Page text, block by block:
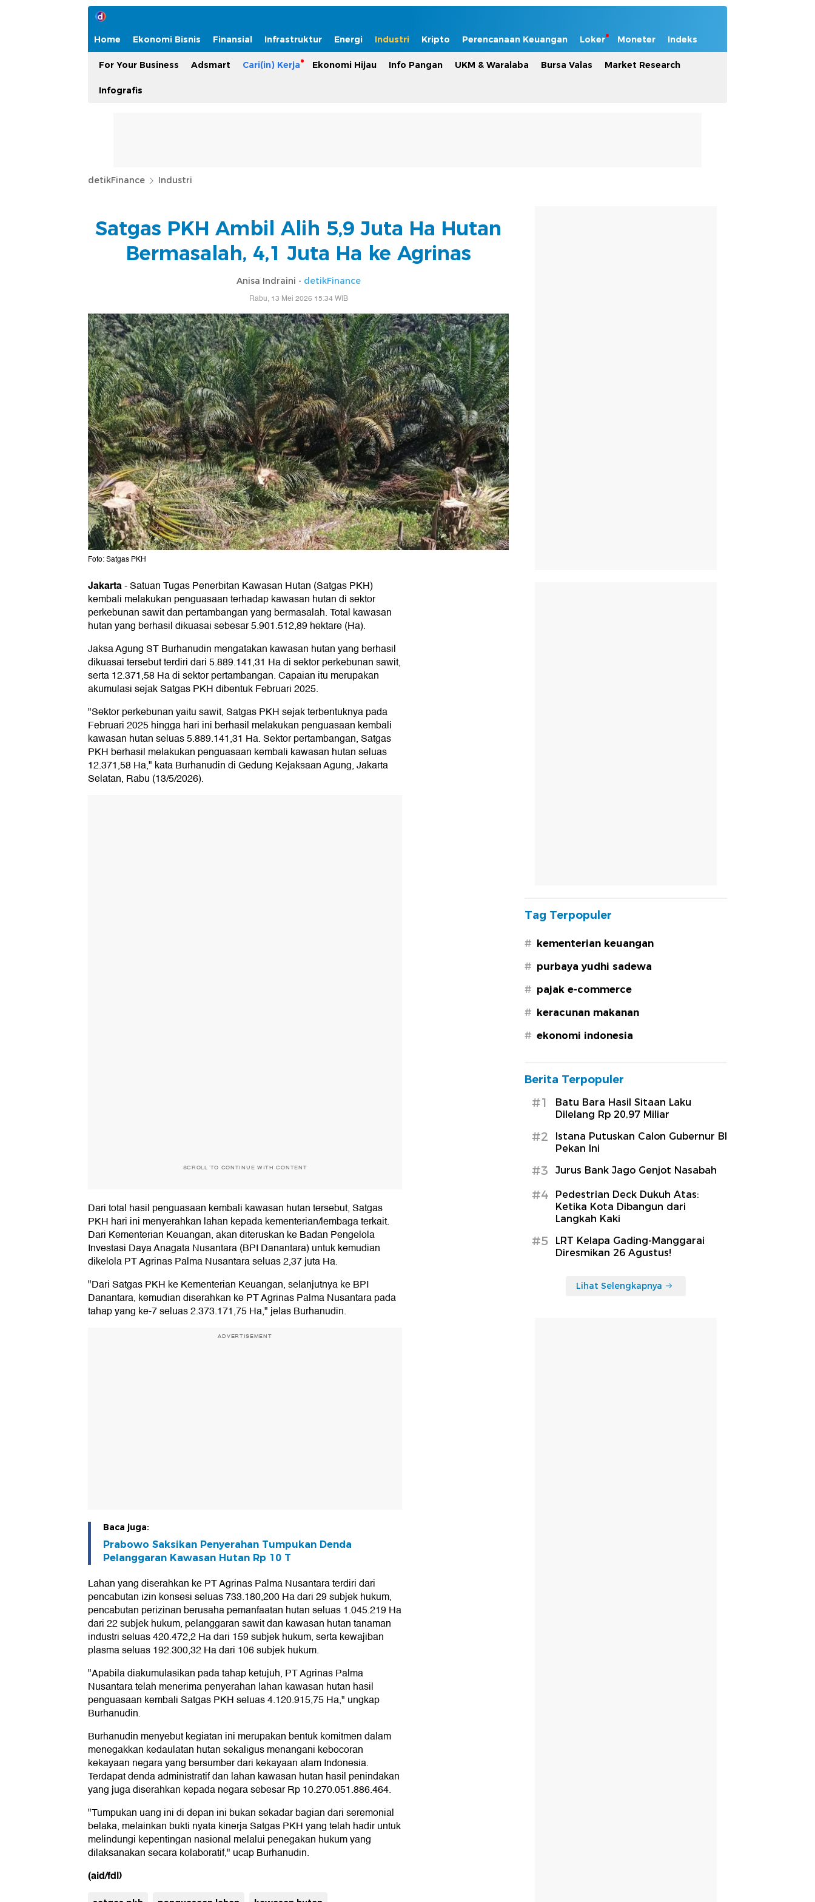
Home Ekonomi Bisnis Finansial Infrastruktur Energi Industri Kripto Perencanaan Keuangan Loker Moneter Indeks
For Your Business Adsmart Cari(in) Kerja Ekonomi Hijau Info Pangan UKM & Waralaba Bursa Valas Market Research
Infografis
detikFinance Industri
Satgas PKH Ambil Alih 5,9 Juta Ha Hutan
Bermasalah, 4,1 Juta Ha ke Agrinas
Anisa Indraini - detikFinance
Rabu, 13 Mei 2026 15:34 WIB
Foto: Satgas PKH
Jakarta-Satuan Tugas Penerbitan Kawasan Hutan (Satgas PKH)
kembali melakukan penguasaan terhadap kawasan hutan di sektor
perkebunan sawit dan pertambangan yang bermasalah. Total kawasan
hutan yang berhasil dikuasai sebesar 5.901.512,89 hektare (Ha).
Jaksa Agung ST Burhanudin mengatakan kawasan hutan yang berhasil
dikuasai tersebut terdiri dari 5.889.141,31 Ha di sektor perkebunan sawit,
serta 12.371,58 Ha di sektor pertambangan. Capaian itu merupakan
akumulasi sejak Satgas PKH dibentuk Februari 2025.
"Sektor perkebunan yaitu sawit, Satgas PKH sejak terbentuknya pada
Februari 2025 hingga hari ini berhasil melakukan penguasaan kembali
kawasan hutan seluas 5.889.141,31 Ha. Sektor pertambangan, Satgas
PKH berhasil melakukan penguasaan kembali kawasan hutan seluas
12.371,58 Ha," kata Burhanudin di Gedung Kejaksaan Agung, Jakarta
Selatan, Rabu (13/5/2026).
SCROLL TO CONTINUE WITH CONTENT
Dari total hasil penguasaan kembali kawasan hutan tersebut, Satgas
PKH hari ini menyerahkan lahan kepada kementerian/lembaga terkait.
Dari Kementerian Keuangan, akan diteruskan ke Badan Pengelola
Investasi Daya Anagata Nusantara (BPI Danantara) untuk kemudian
dikelola PT Agrinas Palma Nusantara seluas 2,37 juta Ha.
"Dari Satgas PKH ke Kementerian Keuangan, selanjutnya ke BPI
Danantara, kemudian diserahkan ke PT Agrinas Palma Nusantara pada
tahap yang ke-7 seluas 2.373.171,75 Ha," jelas Burhanudin.
ADVERTISEMENT
Baca juga:
Prabowo Saksikan Penyerahan Tumpukan Denda
Pelanggaran Kawasan Hutan Rp 10 T
Lahan yang diserahkan ke PT Agrinas Palma Nusantara terdiri dari
pencabutan izin konsesi seluas 733.180,200 Ha dari 29 subjek hukum,
pencabutan perizinan berusaha pemanfaatan hutan seluas 1.045.219 Ha
dari 22 subjek hukum, pelanggaran sawit dan kawasan hutan tanaman
industri seluas 420.472,2 Ha dari 159 subjek hukum, serta kewajiban
plasma seluas 192.300,32 Ha dari 106 subjek hukum.
"Apabila diakumulasikan pada tahap ketujuh, PT Agrinas Palma
Nusantara telah menerima penyerahan lahan kawasan hutan hasil
penguasaan kembali Satgas PKH seluas 4.120.915,75 Ha," ungkap
Burhanudin.
Burhanudin menyebut kegiatan ini merupakan bentuk komitmen dalam
menegakkan kedaulatan hutan sekaligus menangani kebocoran
kekayaan negara yang bersumber dari kekayaan alam Indonesia.
Terdapat denda administratif dan lahan kawasan hutan hasil penindakan
yang juga diserahkan kepada negara sebesar Rp 10.270.051.886.464.
"Tumpukan uang ini di depan ini bukan sekadar bagian dari seremonial
belaka, melainkan bukti nyata kinerja Satgas PKH yang telah hadir untuk
melindungi kepentingan nasional melalui penegakan hukum yang
dilaksanakan secara kolaboratif," ucap Burhanudin.
(aid/fdl)
Tag Terpopuler
# kementerian keuangan
# purbaya yudhi sadewa
# pajak e-commerce
# keracunan makanan
# ekonomi indonesia
Berita Terpopuler
#1
Batu Bara Hasil Sitaan Laku
Dilelang Rp 20,97 Miliar
#2
Istana Putuskan Calon Gubernur BI
Pekan Ini
#3 Jurus Bank Jago Genjot Nasabah
#4
Pedestrian Deck Dukuh Atas:
Ketika Kota Dibangun dari
Langkah Kaki
#5
LRT Kelapa Gading-Manggarai
Diresmikan 26 Agustus!
Lihat Selengkapnya